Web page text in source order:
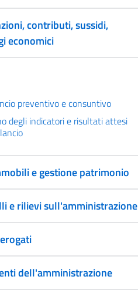
contributi, sussidi,
economici
preventivo e consuntivo
degli indicatori e risultati attesi
e gestione patrimonio
e rilievi sull'amministrazione
dell'amministrazione